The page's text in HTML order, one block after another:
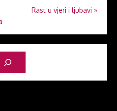
Rast u vjeri i ljubavi »